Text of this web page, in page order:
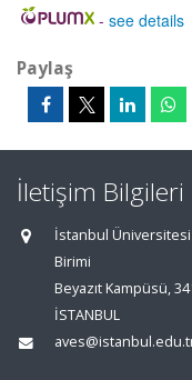
- see details
Paylaş
İletişim Bilgileri
İstanbul
Birimi
Beyazıt Kampüsü,
İSTANBUL